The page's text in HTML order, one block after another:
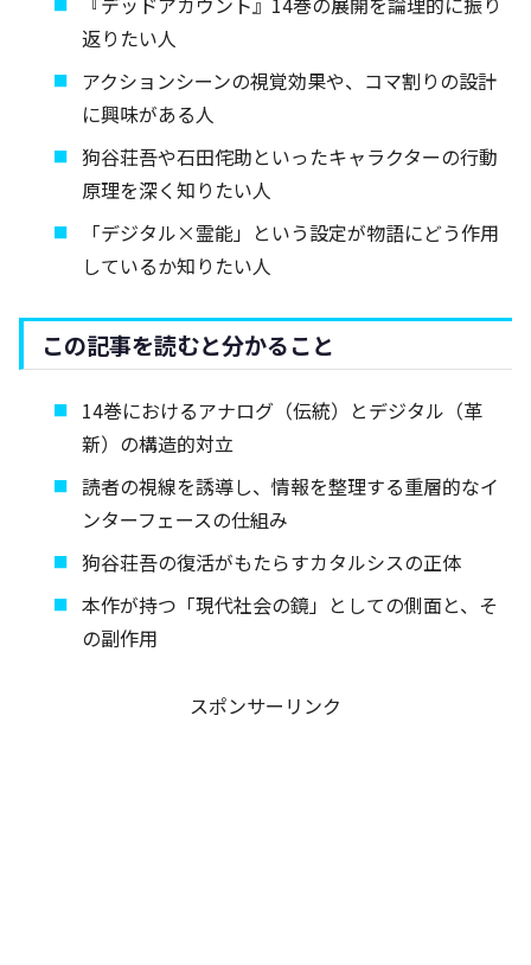
返りたい人
アクションシーンの視覚効果や、コマ割りの設計
に興味がある人
狗谷荘吾や石田侘助といったキャラクターの行動
原理を深く知りたい人
「デジタル×霊能」という設定が物語にどう作用
しているか知りたい人
この記事を読むと分かること
14巻におけるアナログ（伝統）とデジタル（革
新）の構造的対立
読者の視線を誘導し、情報を整理する重層的なイ
ンターフェースの仕組み
狗谷荘吾の復活がもたらすカタルシスの正体
本作が持つ「現代社会の鏡」としての側面と、そ
の副作用
スポンサーリンク